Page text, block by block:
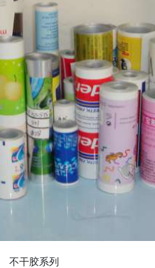
不干胶系列